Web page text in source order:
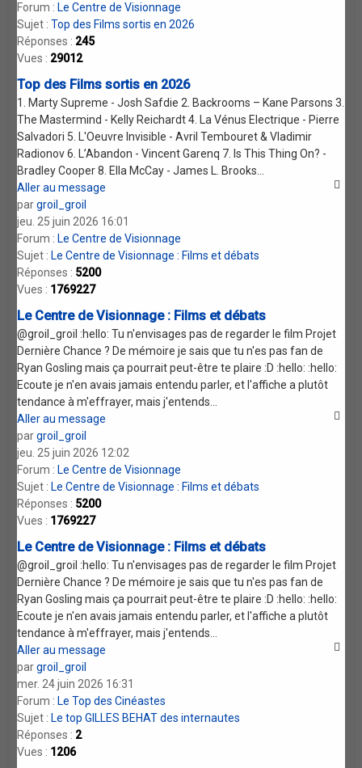
Forum : Le Centre de Visionnage
Sujet :Top des Films sortis en 2026
Réponses : 245
Vues : 29012
Top des Films sortis en 2026
1. Marty Supreme - Josh Safdie 2. Backrooms – Kane Parsons 3.
The Mastermind - Kelly Reichardt 4. La Vénus Electrique - Pierre
Salvadori 5. L'Oeuvre Invisible - Avril Tembouret & Vladimir
Radionov 6. L’Abandon - Vincent Garenq 7. Is This Thing On? -
Bradley Cooper 8. Ella McCay - James L. Brooks...
Aller au message
pargroil_groil
jeu. 25 juin 2026 16:01
Forum : Le Centre de Visionnage
Sujet : Le Centre de Visionnage : Films et débats
Réponses : 5200
Vues : 1769227
Le Centre de Visionnage : Films et débats
@groil_groil :hello: Tu n'envisages pas de regarder le film Projet
Dernière Chance ? De mémoire je sais que tu n'es pas fan de
Ryan Gosling mais ça pourrait peut-être te plaire :D :hello: :hello:
Ecoute je n'en avais jamais entendu parler, et l'affiche a plutôt
tendance à m'effrayer, mais j'entends...
Aller au message
pargroil_groil
jeu. 25 juin 2026 12:02
Forum : Le Centre de Visionnage
Sujet : Le Centre de Visionnage : Films et débats
Réponses : 5200
Vues : 1769227
Le Centre de Visionnage : Films et débats
@groil_groil :hello: Tu n'envisages pas de regarder le film Projet
Dernière Chance ? De mémoire je sais que tu n'es pas fan de
Ryan Gosling mais ça pourrait peut-être te plaire :D :hello: :hello:
Ecoute je n'en avais jamais entendu parler, et l'affiche a plutôt
tendance à m'effrayer, mais j'entends...
Aller au message
pargroil_groil
mer. 24 juin 2026 16:31
Forum : Le Top des Cinéastes
Sujet : Le top GILLES BEHAT des internautes
Réponses : 2
Vues : 1206